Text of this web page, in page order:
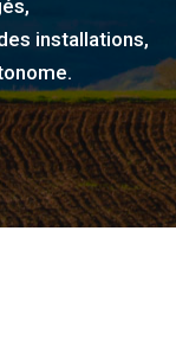
installations,